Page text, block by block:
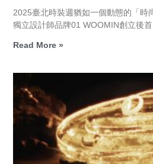
2025臺北時裝週猶如一個動態的「時
獨立設計師品牌01 WOOMIN創立後首
Read More »